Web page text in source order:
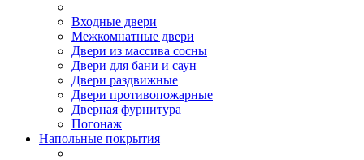
Входные двери
Межкомнатные двери
Двери из массива сосны
Двери для бани и саун
Двери раздвижные
Двери противопожарные
Дверная фурнитура
Погонаж
Напольные покрытия